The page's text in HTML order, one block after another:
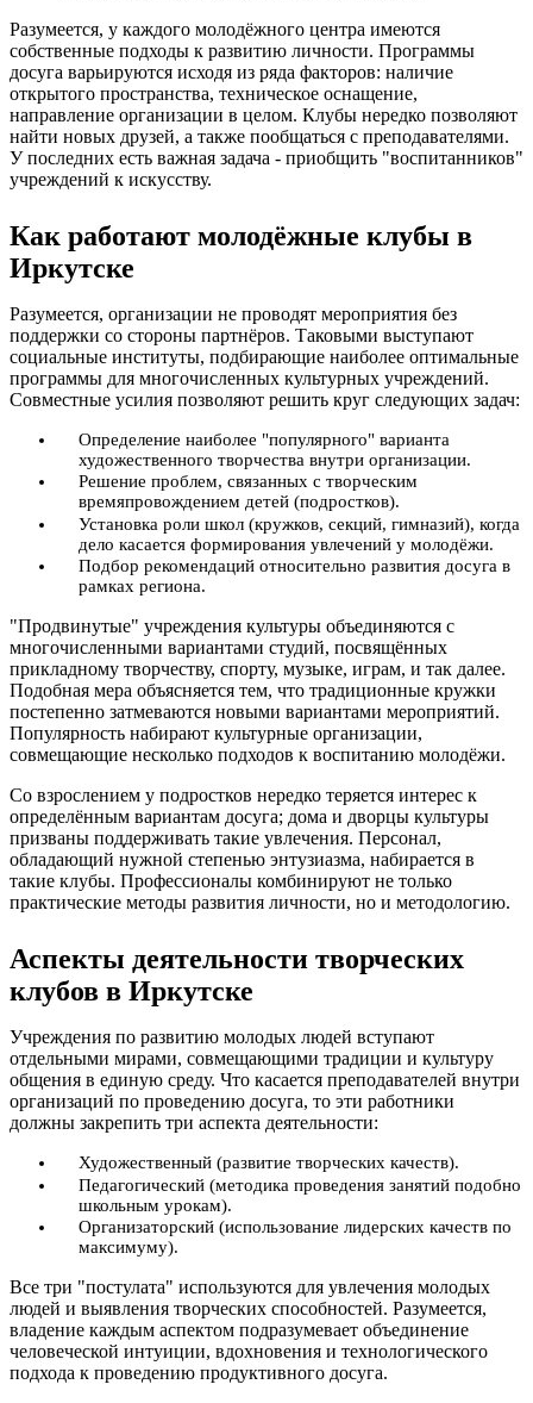
Разумеется, у каждого молодёжного центра имеются
собственные подходы к развитию личности. Программы
досуга варьируются исходя из ряда факторов: наличие
открытого пространства, техническое оснащение,
направление организации в целом. Клубы нередко позволяют
найти новых друзей, а также пообщаться с преподавателями.
У последних есть важная задача - приобщить "воспитанников"
учреждений к искусству.
Как работают молодёжные клубы в
Иркутске
Разумеется, организации не проводят мероприятия без
поддержки со стороны партнёров. Таковыми выступают
социальные институты, подбирающие наиболее оптимальные
программы для многочисленных культурных учреждений.
Совместные усилия позволяют решить круг следующих задач:
Определение наиболее "популярного" варианта
художественного творчества внутри организации.
Решение проблем, связанных с творческим
времяпровождением детей (подростков).
Установка роли школ (кружков, секций, гимназий), когда
дело касается формирования увлечений у молодёжи.
Подбор рекомендаций относительно развития досуга в
рамках региона.
"Продвинутые" учреждения культуры объединяются с
многочисленными вариантами студий, посвящённых
прикладному творчеству, спорту, музыке, играм, и так далее.
Подобная мера объясняется тем, что традиционные кружки
постепенно затмеваются новыми вариантами мероприятий.
Популярность набирают культурные организации,
совмещающие несколько подходов к воспитанию молодёжи.
Со взрослением у подростков нередко теряется интерес к
определённым вариантам досуга; дома и дворцы культуры
призваны поддерживать такие увлечения. Персонал,
обладающий нужной степенью энтузиазма, набирается в
такие клубы. Профессионалы комбинируют не только
практические методы развития личности, но и методологию.
Аспекты деятельности творческих
клубов в Иркутске
Учреждения по развитию молодых людей вступают
отдельными мирами, совмещающими традиции и культуру
общения в единую среду. Что касается преподавателей внутри
организаций по проведению досуга, то эти работники
должны закрепить три аспекта деятельности:
Художественный (развитие творческих качеств).
Педагогический (методика проведения занятий подобно
школьным урокам).
Организаторский (использование лидерских качеств по
максимуму).
Все три "постулата" используются для увлечения молодых
людей и выявления творческих способностей. Разумеется,
владение каждым аспектом подразумевает объединение
человеческой интуиции, вдохновения и технологического
подхода к проведению продуктивного досуга.